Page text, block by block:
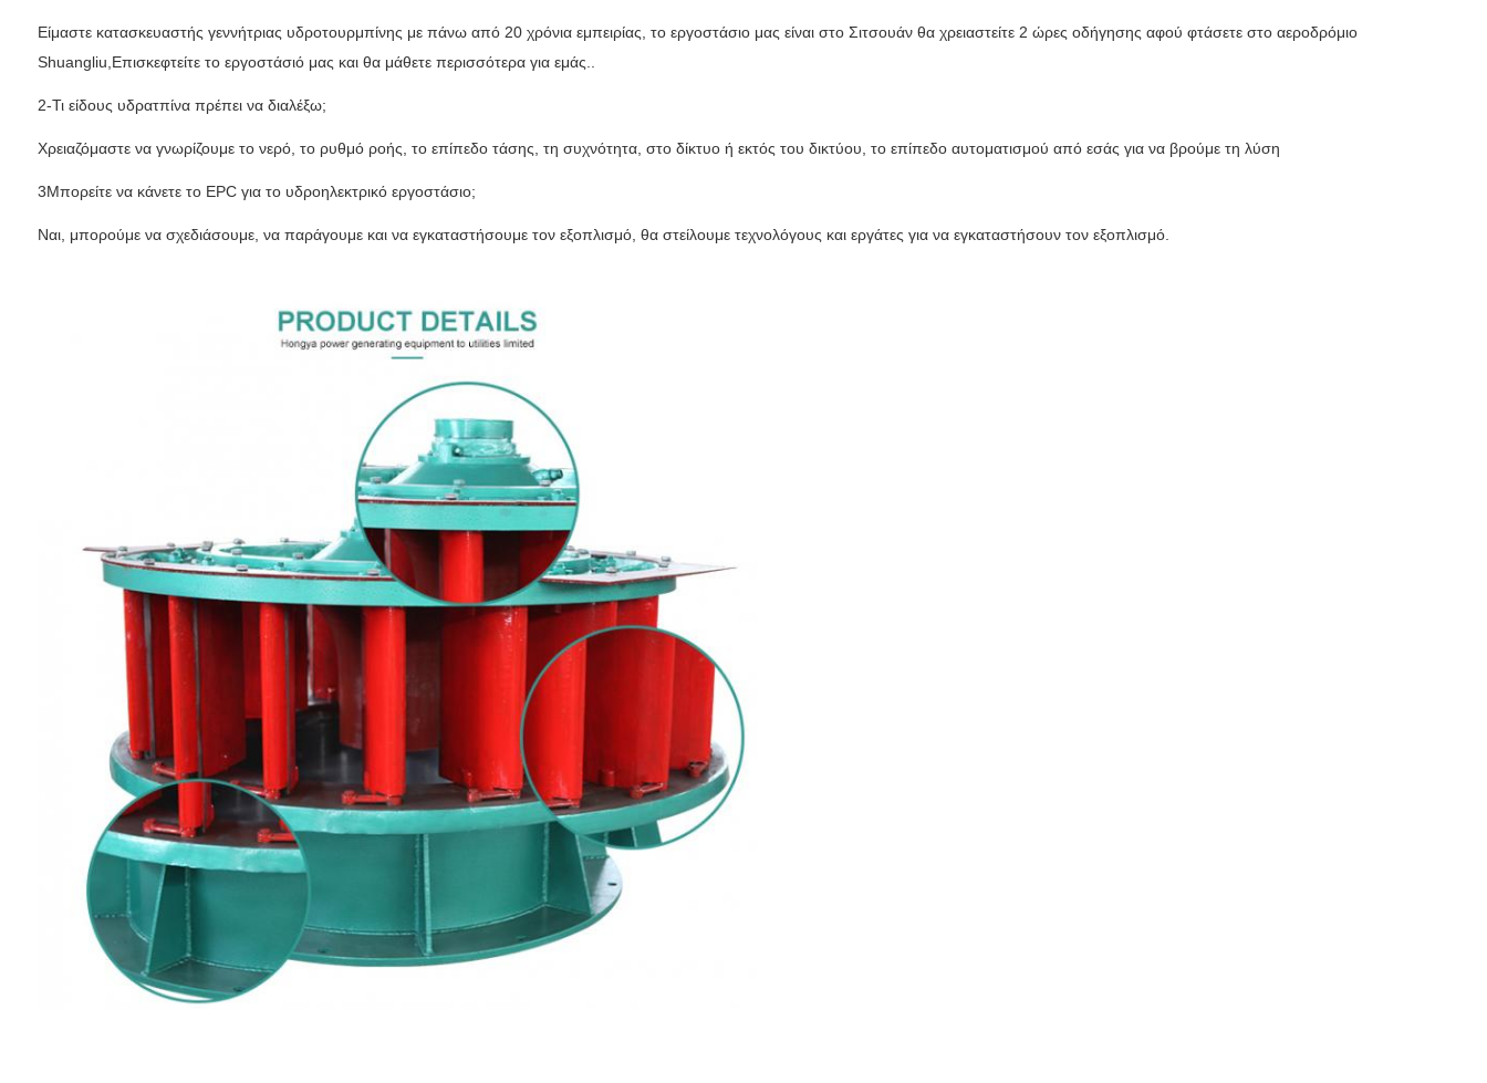
Είμαστε κατασκευαστής γεννήτριας υδροτουρμπίνης με πάνω από 20 χρόνια εμπειρίας, το εργοστάσιο μας είναι στο Σιτσουάν θα χρειαστείτε 2 ώρες οδήγησης αφού φτάσετε στο αεροδρόμιο
Shuangliu,Επισκεφτείτε το εργοστάσιό μας και θα μάθετε περισσότερα για εμάς..
2-Τι είδους υδρατπίνα πρέπει να διαλέξω;
Χρειαζόμαστε να γνωρίζουμε το νερό, το ρυθμό ροής, το επίπεδο τάσης, τη συχνότητα, στο δίκτυο ή εκτός του δικτύου, το επίπεδο αυτοματισμού από εσάς για να βρούμε τη λύση
3Μπορείτε να κάνετε το EPC για το υδροηλεκτρικό εργοστάσιο;
Ναι, μπορούμε να σχεδιάσουμε, να παράγουμε και να εγκαταστήσουμε τον εξοπλισμό, θα στείλουμε τεχνολόγους και εργάτες για να εγκαταστήσουν τον εξοπλισμό.